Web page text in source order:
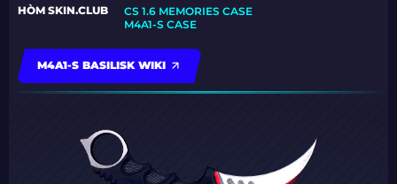
HÒM SKIN.CLUB
CS 1.6 MEMORIES CASE
M4A1-S CASE
M4A1-S BASILISK WIKI